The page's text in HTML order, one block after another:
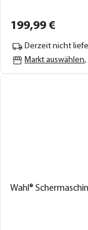
199,99 €
Derzeit nicht
Markt auswählen,
Wahl®